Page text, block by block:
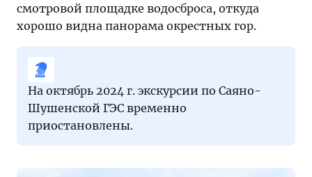
смотровой площадке водосброса, откуда
хорошо видна панорама окрестных гор.
На октябрь 2024 г. экскурсии по Саяно-
Шушенской ГЭС временно
приостановлены.